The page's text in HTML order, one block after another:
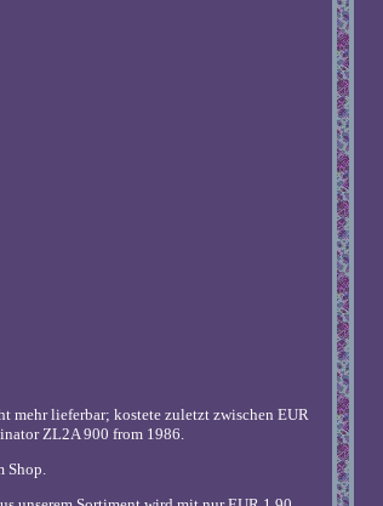
mehr lieferbar; kostete zuletzt zwischen EUR
ZL2A 900 from 1986.
Shop.